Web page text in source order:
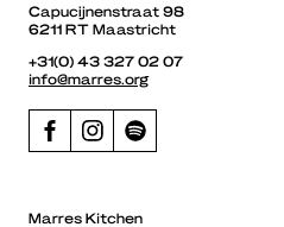
Capucijnenstraat 98
6211 RT Maastricht
+31(0) 43 327 02 07
info@marres.org
Marres Kitchen